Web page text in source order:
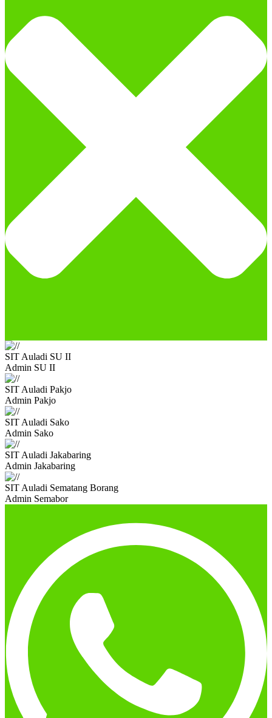
SIT Auladi SU II
Admin SU II
SIT Auladi Pakjo
Admin Pakjo
SIT Auladi Sako
Admin Sako
SIT Auladi Jakabaring
Admin Jakabaring
SIT Auladi Sematang Borang
Admin Semabor